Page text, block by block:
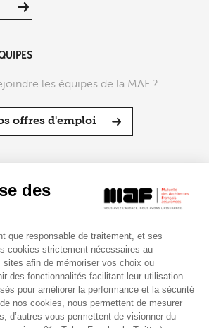
des
que responsable de traitement, et ses
cookies strictement nécessaires au
sites afin de mémoriser vos choix ou
des fonctionnalités facilitant leur utilisation.
pour améliorer la performance et la sécurité
nos cookies, nous permettent de mesurer
d’autres vous permettent de visionner du
les équipes de la MAF ?
offres d'emploi
SUR :